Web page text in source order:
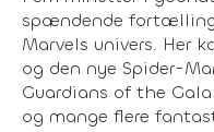
spændende
Marvels univers. Her
og den nye Spider-
Guardians of the
og mange flere